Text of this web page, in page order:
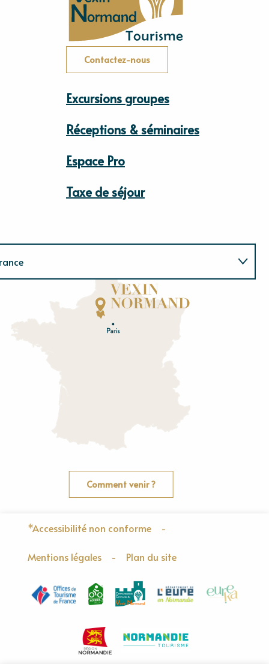
Contactez-nous
Excursions groupes
Réceptions & séminaires
Espace Pro
Taxe de séjour
Eu re
rne
Comment venir ?
*Accessibilité non conforme -
Mentions légales - Plan du site